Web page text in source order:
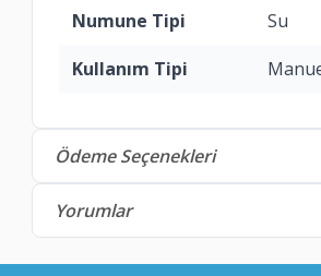
Numune Tipi
Su
Kullanım Tipi
Ödeme Seçenekleri
Yorumlar